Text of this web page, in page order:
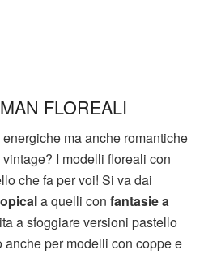
FLOREALI
ma anche romantiche
I modelli floreali con
che fa per voi! Si va dai
a quelli con fantasie a
a sfoggiare versioni pastello
anche per modelli con coppe e